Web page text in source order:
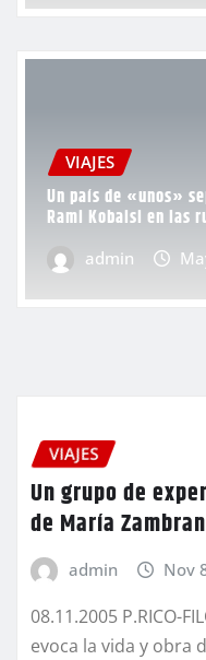
VIAJES
Un país de «unos»
Rami Kobaisi en las
admin
VIAJES
Un grupo de
de María
admin Nov
08.11.2005 P.RICO-
evoca la vida y obra